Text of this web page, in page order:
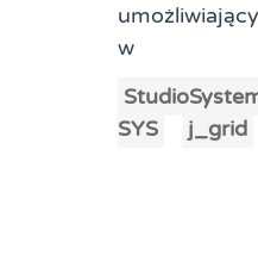
w
SYS
j_grid